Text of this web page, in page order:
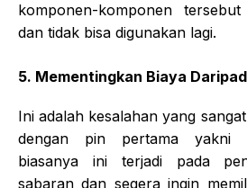
komponen-komponen
dan tidak bisa digunakan lagi.
5. Mementingkan Biaya
Ini adalah kesalahan yang
dengan pin pertama yakni
biasanya ini terjadi pada
sabaran dan segera ingin